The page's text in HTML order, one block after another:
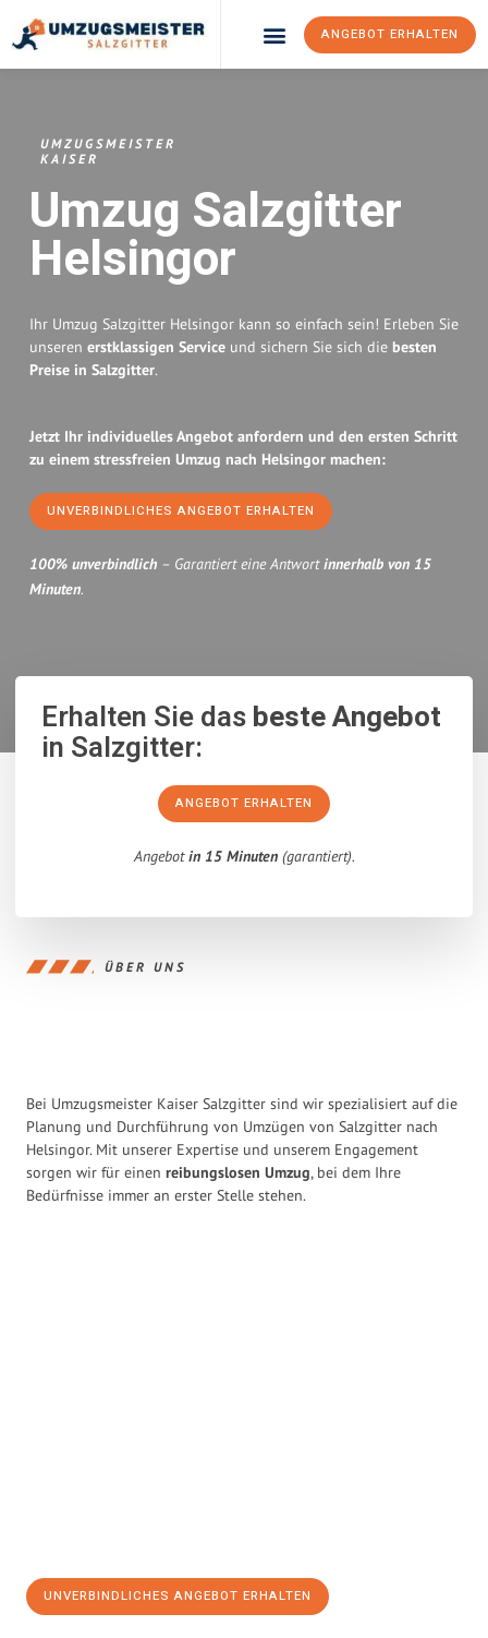
ANGEBOT ERHALTEN
UMZUGSMEISTER
KAISER
Umzug Salzgitter
Helsingor
Ihr Umzug Salzgitter Helsingor kann so einfach sein! Erleben Sie
unseren erstklassigen Service und sichern Sie sich die besten
Preise in Salzgitter.
Jetzt Ihr individuelles Angebot anfordern und den ersten Schritt
zu einem stressfreien Umzug nach Helsingor machen:
UNVERBINDLICHES ANGEBOT ERHALTEN
100% unverbindlich – Garantiert eine Antwortinnerhalb von 15
Minuten.
Erhalten Sie dasbeste Angebot
in Salzgitter:
ANGEBOT ERHALTEN
Angebotin 15 Minuten(garantiert).
ÜBER UNS
Bei Umzugsmeister Kaiser Salzgitter sind wir spezialisiert auf die
Planung und Durchführung von Umzügen von Salzgitter nach
Helsingor. Mit unserer Expertise und unserem Engagement
sorgen wir für einen reibungslosen Umzug, bei dem Ihre
Bedürfnisse immer an erster Stelle stehen.
UNVERBINDLICHES ANGEBOT ERHALTEN